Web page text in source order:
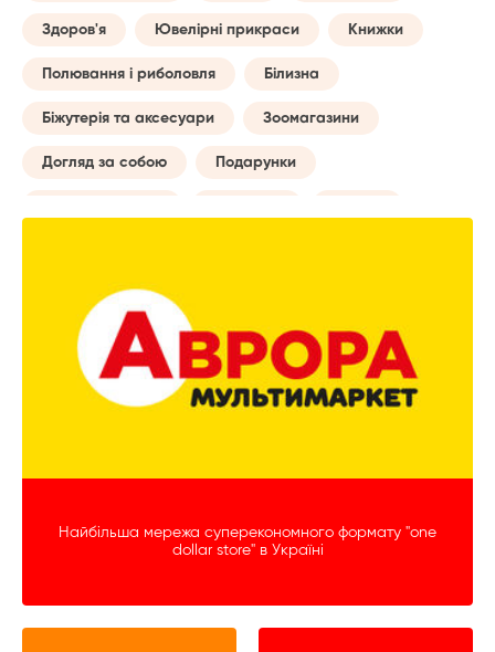
Здоров'я Ювелірні прикраси Книжки
Полювання і риболовля Білизна
Біжутерія та аксесуари Зоомагазини
Догляд за собою Подарунки
Все для туризму
Дозвілля та відпочинок Годинники
Домашній текстиль
Найбільша мережа суперекономного формату "one
dollar store" в Україні